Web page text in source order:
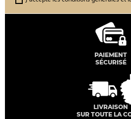
PAIEMENT
SÉCURISÉ
LIVRAISON
SUR TOUTE LA